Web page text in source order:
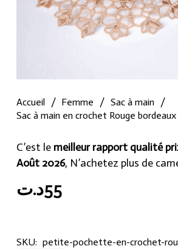
Accueil / Femme / Sac à main
/
Sac à main en crochet Rouge
C’est le meilleur rapport qualité
Août 2026, N’achetez plus de
55د.ت
SKU: petite-pochette-en-crochet-